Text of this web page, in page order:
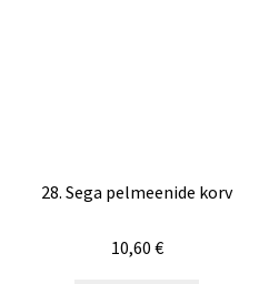
28. Sega pelmeenide korv
10,60 €